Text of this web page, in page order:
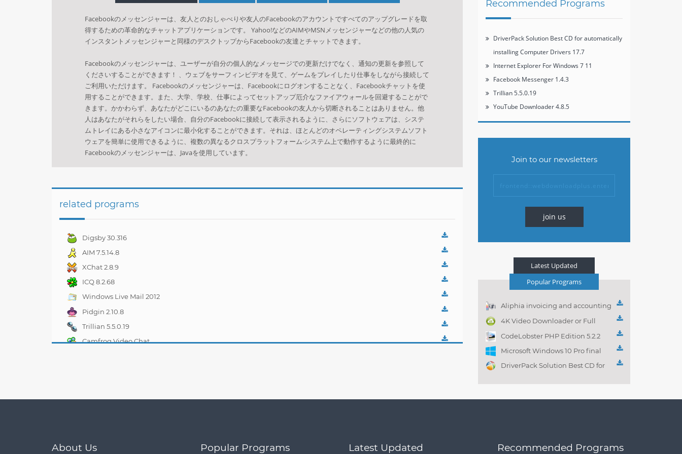
Facebookの メッセンジャーは、友人 とのおしゃべりや友人のFacebookのアカウント ですべてのアップグレードを取
得するための革命的なチャットアプリケーションです。 Yahoo!などのAIMやMSN メッセンジャーなどの他の人気の
インスタント メッセンジャーと同様のデスクトップからFacebookの友達とチャットできます。
Facebookの メッセンジャーは、ユーザーが自分の個人的なメッセージでの更新だけでなく、 通知の更新を参照して
くださいすることができます！ ウェブをサーフィンビデオを見て、 ゲームをプレイしたり仕事をしながら接続して
ご利用いただけます。
Facebookの メッセンジャーは、Facebookにログオンする ことなく、 Facebookチャット を使
用することができます。
また、 大学、学校 、仕事によってセットアップ厄介なファイアウォールを回避することがで
きます。 かかわらず、 あなたがどこにいるのあなたの重要なFacebookの友人から切断されることはありません。 他
人はあなたがそれらをしたい場合 、自分のFacebookに接続して表示されるように、 さらに ソフトウェアは 、システ
ムトレイにある小さなアイコンに最小化することができます。 それは 、ほとんどのオペレーティングシステム ソフト
ウェアを簡単に使用できるように、 複数の異なるクロスプラットフォーム·システム上で動作するように最終的に
Facebookの メッセンジャーは、Javaを使用しています。
related programs
Digsby 30.316
AIM 7.5.14.8
XChat 2.8.9
ICQ 8.2.68
Windows Live Mail 2012
16.4.3508
Pidgin 2.10.8
Trillian 5.5.0.19
Camfrog Video Chat
Recommended Programs
DriverPack Solution Best CD for automatically
installing Computer Drivers 17.7
Internet Explorer For Windows 7 11
Facebook Messenger 1.4.3
Trillian 5.5.0.19
YouTube Downloader 4.8.5
Join to our newsletters
join us
Latest Updated
Popular Programs
Aliphia invoicing and accounting
management 1.0.1
4K Video Downloader or Full
Playlist! 3.4.5.1525
CodeLobster PHP Edition 5.2.2
Microsoft Windows 10 Pro final
DriverPack Solution Best CD for
About Us Popular Programs Latest Updated Recommended Programs